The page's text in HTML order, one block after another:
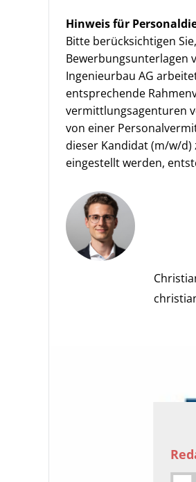
Hinweis für
Bitte berücksichtigen
Bewerbungsunterlagen
Ingenieurbau AG
entsprechende
vermittlungs­agenturen
von einer
dieser Kandidat (m/w/
eingestellt werden,